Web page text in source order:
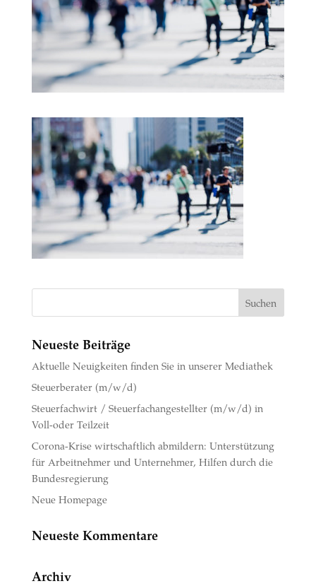
Neueste Beiträge
Aktuelle Neuigkeiten finden Sie in unserer Mediathek
Steuerberater (m/w/d)
Steuerfachwirt / Steuerfachangestellter (m/w/d) in
Voll-oder Teilzeit
Corona-Krise wirtschaftlich abmildern: Unterstützung
für Arbeitnehmer und Unternehmer, Hilfen durch die
Bundesregierung
Neue Homepage
Neueste Kommentare
Archiv